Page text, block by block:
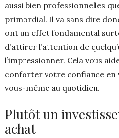
aussi bien professionnelles
primordial. Il va sans dire
ont un effet fondamental
d’attirer l’attention de
l’impressionner. Cela vous
conforter votre confiance en
vous-même au quotidien.
Plutôt un
achat